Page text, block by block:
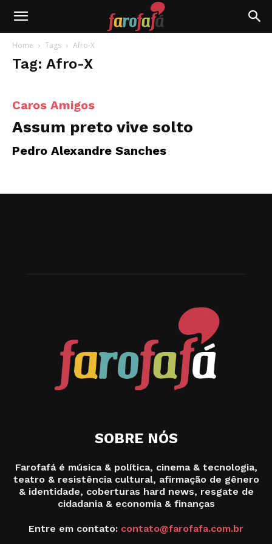
Farofafá
Home Tags Afro-X
Tag: Afro-X
Caros Amigos
Assum preto vive solto
Pedro Alexandre Sanches
SOBRE NÓS
Farofafá é música & política, cinema & tecnologia,
teatro & resistência cultural, afirmação de gênero
& identidade, coberturas hard news, resgate de
cidadania & economia & finanças
Entre em contato: contato@farofafa.com.br